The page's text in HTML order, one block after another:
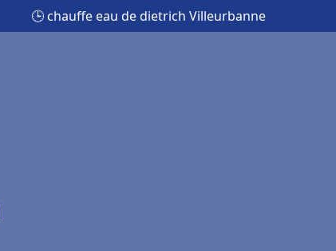
🕒 chauffe eau de dietrich Villeurbanne